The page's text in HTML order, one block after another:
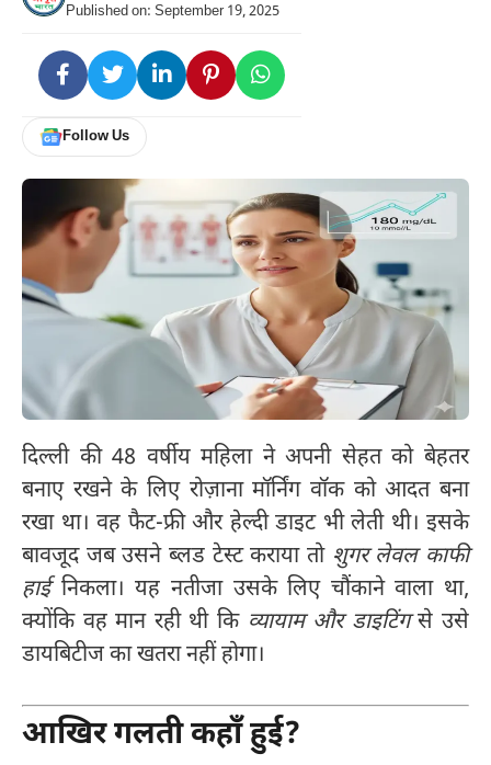
Published on: September 19, 2025
Follow Us
दिल्ली की 48 वर्षीय महिला ने अपनी सेहत को बेहतर
बनाए रखने के लिए रोज़ाना मॉर्निंग वॉक को आदत बना
रखा था। वह फैट-फ्री और हेल्दी डाइट भी लेती थी। इसके
बावजूद जब उसने ब्लड टेस्ट कराया तो शुगर लेवल काफी
हाईनिकला। यह नतीजा उसके लिए चौंकाने वाला था,
क्योंकि वह मान रही थी कि व्यायाम और डाइटिंगसे उसे
डायबिटीज का खतरा नहीं होगा।
आखिर गलती कहाँ हुई?